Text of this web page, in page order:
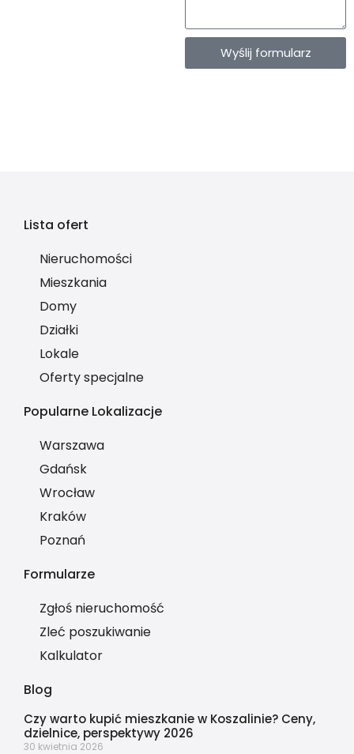
Wyślij formularz
Lista ofert
Nieruchomości
Mieszkania
Domy
Działki
Lokale
Oferty specjalne
Popularne Lokalizacje
Warszawa
Gdańsk
Wrocław
Kraków
Poznań
Formularze
Zgłoś nieruchomość
Zleć poszukiwanie
Kalkulator
Blog
Czy warto kupić mieszkanie w Koszalinie? Ceny,
dzielnice, perspektywy 2026
30 kwietnia 2026